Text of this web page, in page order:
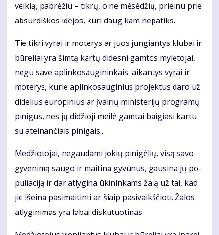
veik­lą, pa­brė­žiu – tik­rų, o ne mė­sė­džių, pri­ei­nu prie
ab­sur­diš­kos idė­jos, ku­ri daug kam ne­pa­tiks.
Tie tik­ri vy­rai ir mo­te­rys ar juos jun­gian­tys klu­bai ir
bū­re­liai yra šim­tą kar­tų di­des­ni gam­tos my­lė­to­jai,
ne­gu sa­ve ap­lin­ko­sau­gi­nin­kais lai­kan­tys vy­rai ir
mo­te­rys, ku­rie ap­lin­ko­sau­gi­nius pro­jek­tus da­ro už
di­de­lius eu­ro­pi­nius ar įvai­rių mi­nis­te­ri­jų pro­gra­mų
pi­ni­gus, nes jų di­džio­ji mei­lė gam­tai bai­gia­si kar­tu
su at­ei­nan­čiais pi­ni­gais...
Me­džio­to­jai, ne­gau­da­mi jo­kių pi­ni­gė­lių, vi­są sa­vo
gy­ve­ni­mą sau­go ir mai­ti­na gy­vū­nus, gau­si­na jų po­
pu­lia­ci­ją ir dar at­ly­gi­na ūki­nin­kams ža­lą už tai, kad
jie iš­ei­na pa­si­mai­tin­ti ar šiaip pa­si­vaikš­čio­ti. Ža­los
at­ly­gi­ni­mas yra la­bai dis­ku­tuo­ti­nas.